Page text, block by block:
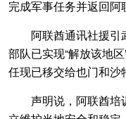
完成军事任务并返回阿
阿联酋通讯社援引
部队已实现“解放该地
任现已移交给也门和沙
声明说，阿联酋培